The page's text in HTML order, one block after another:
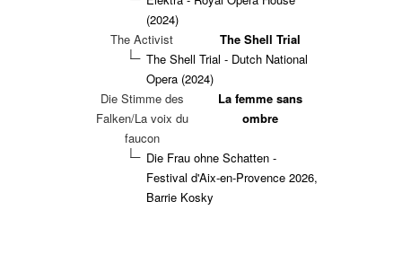
(2024)
The Activist
The Shell Trial
The Shell Trial - Dutch National
Opera (2024)
Die Stimme des
Falken/La voix du
faucon
La femme sans
ombre
Die Frau ohne Schatten -
Festival d'Aix-en-Provence 2026,
Barrie Kosky